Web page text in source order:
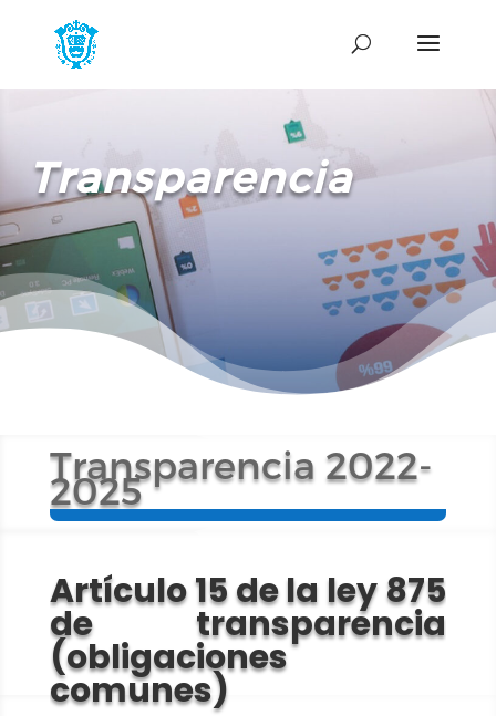
Transparencia
Transparencia 2022-
2025
Artículo 15 de la ley 875
de transparencia
(obligaciones
comunes)